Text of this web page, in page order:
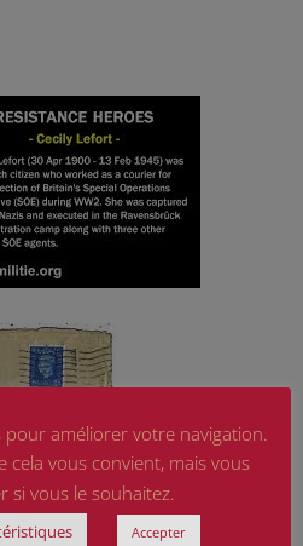
pour améliorer votre navigation.
cela vous convient, mais vous
si vous le souhaitez.
Accepter